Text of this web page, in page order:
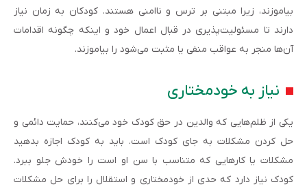
بیاموزند، زیرا مبتنی بر ترس و ناامنی هستند. کودکان به زمان نیاز
دارند تا مسئولیت‌پذیری در قبال اعمال خود و اینکه چگونه اقدامات
آن‌ها منجر به عواقب منفی یا مثبت می‌شود را بیاموزند.
نیاز به خودمختاری
یکی از ظلم‌هایی که والدین در حق کودک خود می‌کنند، حمایت دائمی و
حل کردن مشکلات به جای کودک است. باید به کودک اجازه بدهید
مشکلات یا کارهایی که متناسب با سن او است را خودش جلو ببرد.
کودک نیاز دارد که حدی از خودمختاری و استقلال را برای حل مشکلات